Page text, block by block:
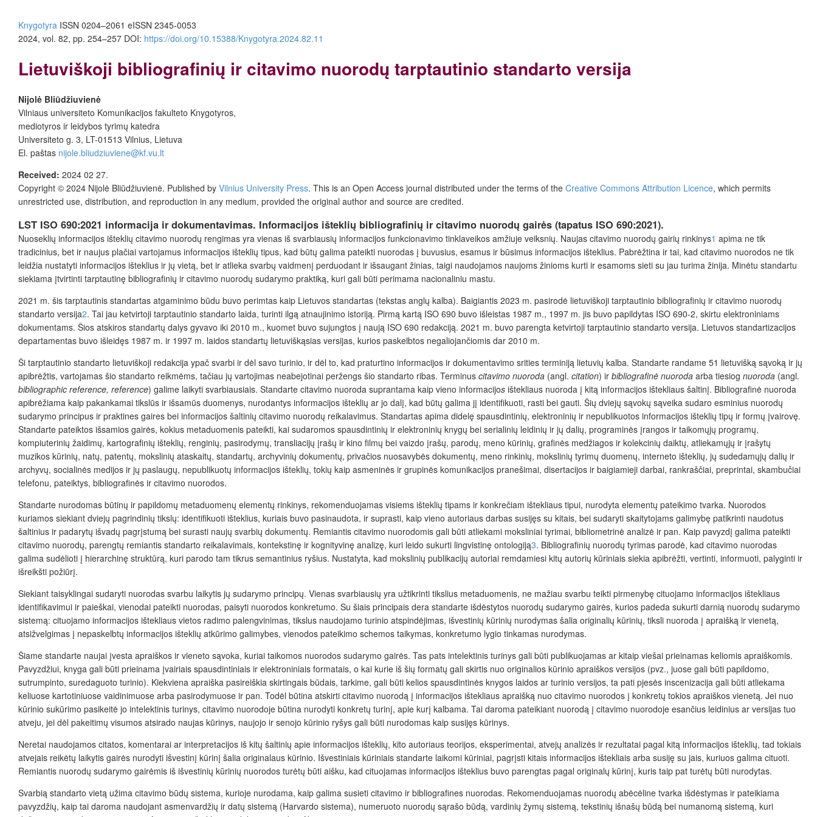
Knygotyra ISSN 0204–2061 eISSN 2345-0053
2024, vol. 82, pp. 254–257 DOI: https://doi.org/10.15388/Knygotyra.2024.82.11
Lietuviškoji bibliografinių ir citavimo nuorodų tarptautinio standarto versija
Nijolė Bliūdžiuvienė
Vilniaus universiteto Komunikacijos fakulteto Knygotyros,
mediotyros ir leidybos tyrimų katedra
Universiteto g. 3, LT-01513 Vilnius, Lietuva
El. paštas nijole.bliudziuviene@kf.vu.lt
Received: 2024 02 27.
Copyright © 2024 Nijolė Bliūdžiuvienė. Published by Vilnius University Press. This is an Open Access journal distributed under the terms of the Creative Commons Attribution Licence, which permits
unrestricted use, distribution, and reproduction in any medium, provided the original author and source are credited.
LST ISO 690:2021 informacija ir dokumentavimas. Informacijos išteklių bibliografinių ir citavimo nuorodų gairės (tapatus ISO 690:2021).
Nuoseklių informacijos išteklių citavimo nuorodų rengimas yra vienas iš svarbiausių informacijos funkcionavimo tinklaveikos amžiuje veiksnių. Naujas citavimo nuorodų gairių rinkinys1 apima ne tik
tradicinius, bet ir naujus plačiai vartojamus informacijos išteklių tipus, kad būtų galima pateikti nuorodas į buvusius, esamus ir būsimus informacijos išteklius. Pabrėžtina ir tai, kad citavimo nuorodos ne tik
leidžia nustatyti informacijos išteklius ir jų vietą, bet ir atlieka svarbų vaidmenį perduodant ir išsaugant žinias, taigi naudojamos naujoms žinioms kurti ir esamoms sieti su jau turima žinija. Minėtu standartu
siekiama įtvirtinti tarptautinę bibliografinių ir citavimo nuorodų sudarymo praktiką, kuri gali būti perimama nacionaliniu mastu.
2021 m. šis tarptautinis standartas atgaminimo būdu buvo perimtas kaip Lietuvos standartas (tekstas anglų kalba). Baigiantis 2023 m. pasirodė lietuviškoji tarptautinio bibliografinių ir citavimo nuorodų
standarto versija2. Tai jau ketvirtoji tarptautinio standarto laida, turinti ilgą atnaujinimo istoriją. Pirmą kartą ISO 690 buvo išleistas 1987 m., 1997 m. jis buvo papildytas ISO 690-2, skirtu elektroniniams
dokumentams. Šios atskiros standartų dalys gyvavo iki 2010 m., kuomet buvo sujungtos į naują ISO 690 redakciją. 2021 m. buvo parengta ketvirtoji tarptautinio standarto versija. Lietuvos standartizacijos
departamentas buvo išleidęs 1987 m. ir 1997 m. laidos standartų lietuviškąsias versijas, kurios paskelbtos negaliojančiomis dar 2010 m.
Ši tarptautinio standarto lietuviškoji redakcija ypač svarbi ir dėl savo turinio, ir dėl to, kad praturtino informacijos ir dokumentavimo srities terminiją lietuvių kalba. Standarte randame 51 lietuvišką sąvoką ir jų
apibrėžtis, vartojamas šio standarto reikmėms, tačiau jų vartojimas neabejotinai peržengs šio standarto ribas. Terminus citavimo nuoroda (angl. citation) ir bibliografinė nuoroda arba tiesiog nuoroda (angl.
bibliographic reference, reference) galime laikyti svarbiausiais. Standarte citavimo nuoroda suprantama kaip vieno informacijos ištekliaus nuoroda į kitą informacijos ištekliaus šaltinį. Bibliografinė nuoroda
apibrėžiama kaip pakankamai tikslūs ir išsamūs duomenys, nurodantys informacijos išteklių ar jo dalį, kad būtų galima jį identifikuoti, rasti bei gauti. Šių dviejų sąvokų sąveika sudaro esminius nuorodų
sudarymo principus ir praktines gaires bei informacijos šaltinių citavimo nuorodų reikalavimus. Standartas apima didelę spausdintinių, elektroninių ir nepublikuotos informacijos išteklių tipų ir formų įvairovę.
Standarte pateiktos išsamios gairės, kokius metaduomenis pateikti, kai sudaromos spausdintinių ir elektroninių knygų bei serialinių leidinių ir jų dalių, programinės įrangos ir taikomųjų programų,
kompiuterinių žaidimų, kartografinių išteklių, renginių, pasirodymų, transliacijų įrašų ir kino filmų bei vaizdo įrašų, parodų, meno kūrinių, grafinės medžiagos ir kolekcinių daiktų, atliekamųjų ir įrašytų
muzikos kūrinių, natų, patentų, mokslinių ata­skaitų, standartų, archyvinių dokumentų, privačios nuosavybės dokumentų, meno rinkinių, mokslinių tyrimų duomenų, interneto išteklių, jų sudedamųjų dalių ir
archyvų, socialinės medijos ir jų paslaugų, nepublikuotų informacijos išteklių, tokių kaip asmeninės ir grupinės komunikacijos pranešimai, disertacijos ir baigiamieji darbai, rankraščiai, preprintai, skambučiai
telefonu, pateiktys, bibliografinės ir citavimo nuorodos.
Standarte nurodomas būtinų ir papildomų metaduomenų elementų rinkinys, rekomenduojamas visiems išteklių tipams ir konkrečiam ištekliaus tipui, nurodyta elementų pateikimo tvarka. Nuorodos
kuriamos siekiant dviejų pagrindinių tikslų: identifikuoti išteklius, kuriais buvo pasinaudota, ir suprasti, kaip vieno autoriaus darbas susijęs su kitais, bei sudaryti skaitytojams galimybę patikrinti naudotus
šaltinius ir padarytų išvadų pagrįstumą bei surasti naujų svarbių dokumentų. Remiantis citavimo nuorodomis gali būti atliekami moksliniai tyrimai, bibliometrinė analizė ir pan. Kaip pavyzdį galima pateikti
citavimo nuorodų, parengtų remiantis standarto reikalavimais, kontekstinę ir kognityvinę analizę, kuri leido sukurti lingvistinę ontologiją3. Bibliografinių nuorodų tyrimas parodė, kad citavimo nuorodas
galima sudėlioti į hierarchinę struktūrą, kuri parodo tam tikrus semantinius ryšius. Nustatyta, kad mokslinių publikacijų autoriai remdamiesi kitų autorių kūriniais siekia apibrėžti, vertinti, informuoti, palyginti ir
išreikšti požiūrį.
Siekiant taisyklingai sudaryti nuorodas svarbu laikytis jų sudarymo principų. Vienas svarbiausių yra užtikrinti tikslius metaduomenis, ne mažiau svarbu teikti pirmenybę cituojamo informacijos ištekliaus
identifikavimui ir paieškai, vienodai pateikti nuorodas, paisyti nuorodos konkretumo. Su šiais principais dera standarte išdėstytos nuorodų sudarymo gairės, kurios padeda sukurti darnią nuorodų sudarymo
sistemą: cituojamo informacijos ištekliaus vietos radimo palengvinimas, tikslus naudojamo turinio atspindėjimas, išvestinių kūrinių nurodymas šalia originalių kūrinių, tiksli nuoroda į apraišką ir vienetą,
atsižvelgimas į nepaskelbtų informacijos išteklių atkūrimo galimybes, vienodos pateikimo schemos taikymas, konkretumo lygio tinkamas nurodymas.
Šiame standarte naujai įvesta apraiškos ir vieneto sąvoka, kuriai taikomos nuorodos sudarymo gairės. Tas pats intelektinis turinys gali būti publikuojamas ar kitaip viešai prieinamas keliomis apraiškomis.
Pavyzdžiui, knyga gali būti prieinama įvairiais spausdintiniais ir elektroniniais formatais, o kai kurie iš šių formatų gali skirtis nuo originalios kūrinio apraiškos versijos (pvz., juose gali būti papildomo,
sutrumpinto, suredaguoto turinio). Kiekviena apraiška pasireiškia skirtingais būdais, tarkime, gali būti kelios spausdintinės knygos laidos ar turinio versijos, ta pati pjesės inscenizacija gali būti atliekama
keliuose kartotiniuose vaidinimuose arba pasirodymuose ir pan. Todėl būtina atskirti citavimo nuorodą į informacijos ištekliaus apraišką nuo citavimo nuorodos į konkretų tokios apraiškos vienetą. Jei nuo
kūrinio sukūrimo pasikeitė jo intelektinis turinys, citavimo nuorodoje būtina nurodyti konkretų turinį, apie kurį kalbama. Tai daroma pateikiant nuorodą į citavimo nuorodoje esančius leidinius ar versijas tuo
atveju, jei dėl pakeitimų visumos atsirado naujas kūrinys, naujojo ir senojo kūrinio ryšys gali būti nurodomas kaip susijęs kūrinys.
Neretai naudojamos citatos, komentarai ar interpretacijos iš kitų šaltinių apie informacijos išteklių, kito autoriaus teorijos, eksperimentai, atvejų analizės ir rezultatai pagal kitą informacijos išteklių, tad tokiais
atvejais reikėtų laikytis gairės nurodyti išvestinį kūrinį šalia originalaus kūrinio. Išvestiniais kūriniais standarte laikomi kūriniai, pagrįsti kitais informacijos ištekliais arba susiję su jais, kuriuos galima cituoti.
Remiantis nuorodų sudarymo gairėmis iš išvestinių kūrinių nuorodos turėtų būti aišku, kad cituojamas informacijos išteklius buvo parengtas pagal originalų kūrinį, kuris taip pat turėtų būti nurodytas.
Svarbią standarto vietą užima citavimo būdų sistema, kurioje nurodama, kaip galima susieti citavimo ir bibliografines nuorodas. Rekomenduojamas nuorodų abėcėline tvarka išdėstymas ir pateikiama
pavyzdžių, kaip tai daroma naudojant asmenvardžių ir datų sistemą (Harvardo sistema), numeruoto nuorodų sąrašo būdą, vardinių žymų sistemą, tekstinių išnašų būdą bei numanomą sistemą, kuri